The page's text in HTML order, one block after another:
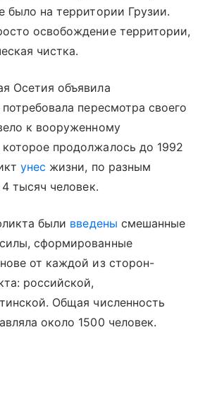
было на территории Грузии.
освобождение территории,
чистка.
Осетия объявила
пересмотра своего
к вооруженному
продолжалось до 1992
унес жизни, по разным
тысяч человек.
были введены смешанные
сформированные
от каждой из сторон-
российской,
Общая численность
около 1500 человек.